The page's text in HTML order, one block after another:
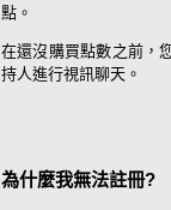
點。
在還沒購買點數之前，
持人進行視訊聊天。
為什麼我無法註冊?